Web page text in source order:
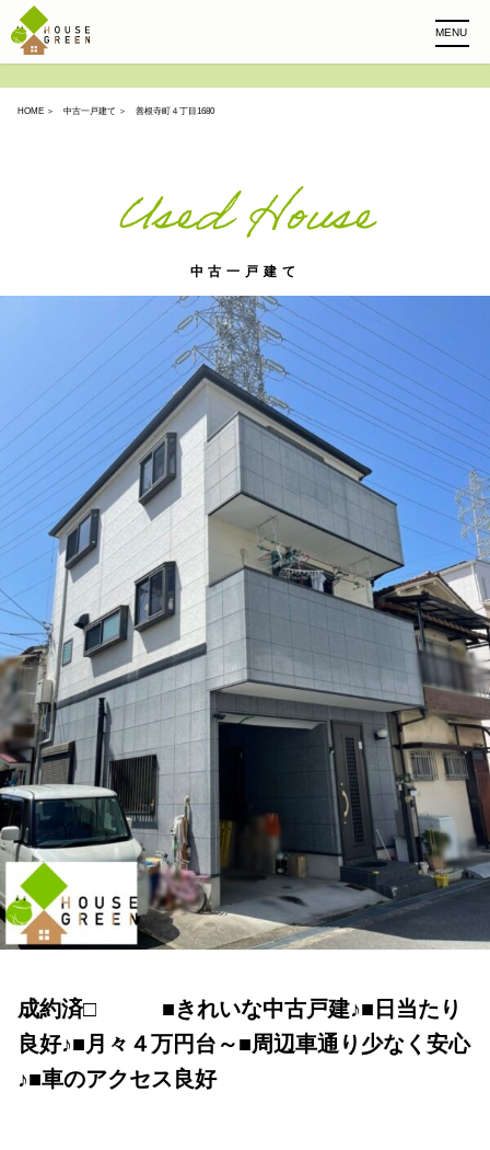
MENU
HOME ＞ 中古一戸建て ＞ 善根寺町４丁目1680
Used House
中古一戸建て
成約済□ ■きれいな中古戸建♪■日当たり
良好♪■月々４万円台～■周辺車通り少なく安心
♪■車のアクセス良好